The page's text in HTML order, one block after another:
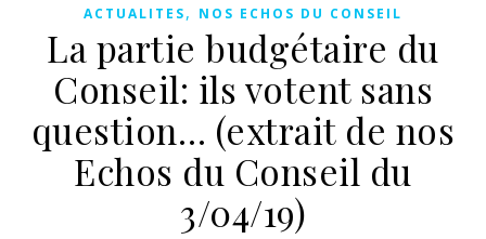
ACTUALITES, NOS ECHOS DU CONSEIL
La partie budgétaire du
Conseil: ils votent sans
question… (extrait de nos
Echos du Conseil du
3/04/19)